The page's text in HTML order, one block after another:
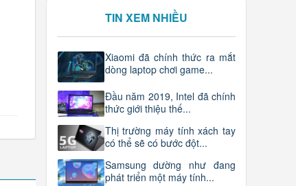
TIN XEM NHIỀU
Xiaomi đã chính thức ra mắt
dòng laptop chơi game...
Đầu năm 2019, Intel đã chính
thức giới thiệu thế...
Thị trường máy tính xách tay
có thể sẽ có bước đột...
Samsung dường như đang
phát triển một máy tính...